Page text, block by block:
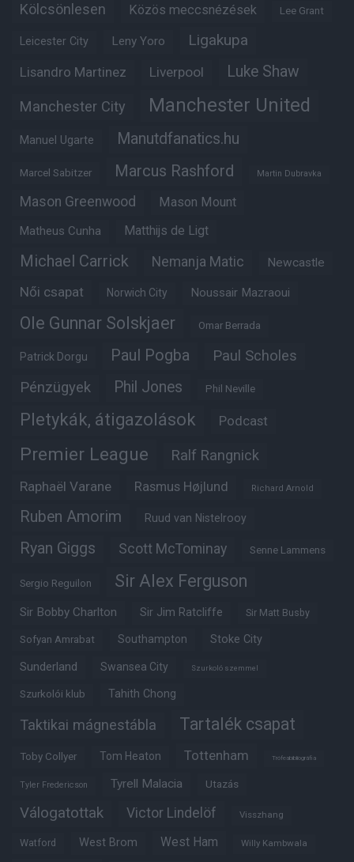
Kölcsönlesen Közös meccsnézések Lee Grant
Leicester City Leny Yoro Ligakupa
Lisandro Martinez Liverpool Luke Shaw
Manchester City Manchester United
Manuel Ugarte Manutdfanatics.hu
Marcel Sabitzer Marcus Rashford Martin Dubravka
Mason Greenwood Mason Mount
Matheus Cunha Matthijs de Ligt
Michael Carrick Nemanja Matic Newcastle
Női csapat Norwich City Noussair Mazraoui
Ole Gunnar Solskjaer Omar Berrada
Patrick Dorgu Paul Pogba Paul Scholes
Pénzügyek Phil Jones Phil Neville
Pletykák, átigazolások Podcast
Premier League Ralf Rangnick
Raphaël Varane Rasmus Højlund Richard Arnold
Ruben Amorim Ruud van Nistelrooy
Ryan Giggs Scott McTominay Senne Lammens
Sergio Reguilon Sir Alex Ferguson
Sir Bobby Charlton Sir Jim Ratcliffe Sir Matt Busby
Sofyan Amrabat Southampton Stoke City
Sunderland Swansea City Szurkoló szemmel
Szurkolói klub Tahith Chong
Taktikai mágnestábla Tartalék csapat
Toby Collyer Tom Heaton Tottenham Trófeabibliográfia
Tyler Fredericson Tyrell Malacia Utazás
Válogatottak Victor Lindelöf Visszhang
Watford West Brom West Ham Willy Kambwala